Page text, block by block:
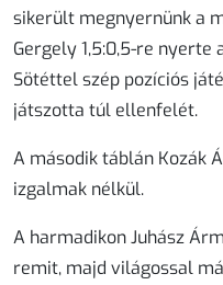
sikerült megnyernünk a
Gergely 1,5:0,5-re
Sötéttel szép pozíciós
játszotta túl ellenfelét.
A második táblán Kozák
izgalmak nélkül.
A harmadikon Juhász
remit, majd világossal